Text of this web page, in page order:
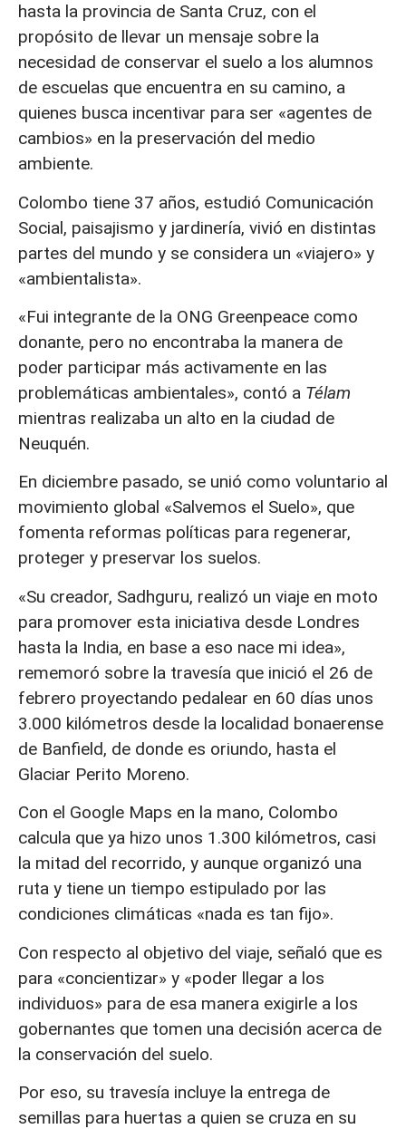
hasta la provincia de Santa Cruz, con el
propósito de llevar un mensaje sobre la
necesidad de conservar el suelo a los alumnos
de escuelas que encuentra en su camino, a
quienes busca incentivar para ser «agentes de
cambios» en la preservación del medio
ambiente.
Colombo tiene 37 años, estudió Comunicación
Social, paisajismo y jardinería, vivió en distintas
partes del mundo y se considera un «viajero» y
«ambientalista».
«Fui integrante de la ONG Greenpeace como
donante, pero no encontraba la manera de
poder participar más activamente en las
problemáticas ambientales», contó a Télam
mientras realizaba un alto en la ciudad de
Neuquén.
En diciembre pasado, se unió como voluntario al
movimiento global «Salvemos el Suelo», que
fomenta reformas políticas para regenerar,
proteger y preservar los suelos.
«Su creador, Sadhguru, realizó un viaje en moto
para promover esta iniciativa desde Londres
hasta la India, en base a eso nace mi idea»,
rememoró sobre la travesía que inició el 26 de
febrero proyectando pedalear en 60 días unos
3.000 kilómetros desde la localidad bonaerense
de Banfield, de donde es oriundo, hasta el
Glaciar Perito Moreno.
Con el Google Maps en la mano, Colombo
calcula que ya hizo unos 1.300 kilómetros, casi
la mitad del recorrido, y aunque organizó una
ruta y tiene un tiempo estipulado por las
condiciones climáticas «nada es tan fijo».
Con respecto al objetivo del viaje, señaló que es
para «concientizar» y «poder llegar a los
individuos» para de esa manera exigirle a los
gobernantes que tomen una decisión acerca de
la conservación del suelo.
Por eso, su travesía incluye la entrega de
semillas para huertas a quien se cruza en su